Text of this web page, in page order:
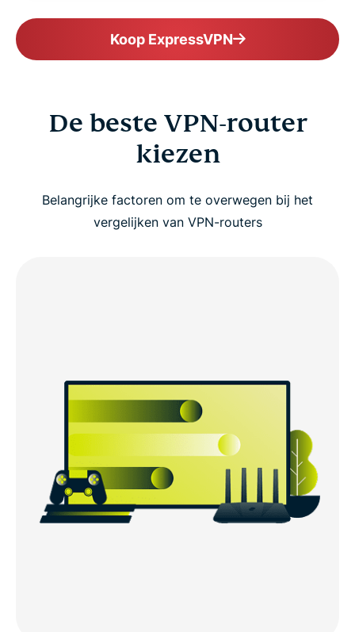
Koop ExpressVPN
De beste VPN-router
kiezen
Belangrijke factoren om te overwegen bij het
vergelijken van VPN-routers